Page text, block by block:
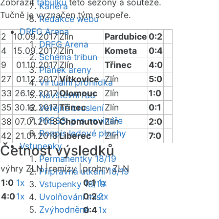
Kariéra
Redakce webu
DRFG Arena
DRFG Arena
Schéma tribun
Plánek areny
Virtuální prohlídka
Návštěvní řád
Veřejné bruslení
PRESS: pro novináře
Rozpis ledové plochy
Vstupenky
Permanentky 18/19
Přípravná utkání 18/19
Vstupenky 18/19
Uvolňování míst
Zvýhodněné
Zobrazit tabulku této sezóny a soutěže.
Tučně je vyznačen tým soupeře.
2 10.09.2017Zlín Pardubice 0:2
4
15.09.2017Zlín Kometa
0:4
9
01.10.2017 Zlín Třinec
4:0
27 01.12.2017Vítkovice Zlín
5:0
33 26.12.2017Olomouc Zlín
1:0
35 30.12.2017Třinec Zlín
0:1
38 07.01.2018ChomutovZlín
2:0
42 21.01.2018Liberec Zlín 7:0
Četnost výsledků
výhry ZLN |remízy |prohry ZLN
1:0 1x
4:01x
0:1 1x
0:22x
0:41x